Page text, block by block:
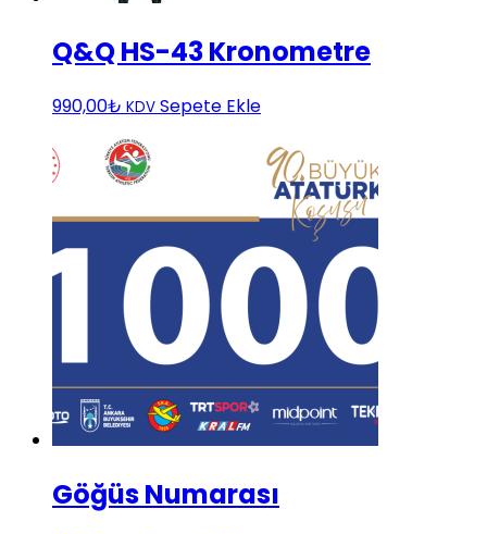
Q&Q HS-43 Kronometre
990,00₺ KDV Sepete Ekle
Göğüs Numarası